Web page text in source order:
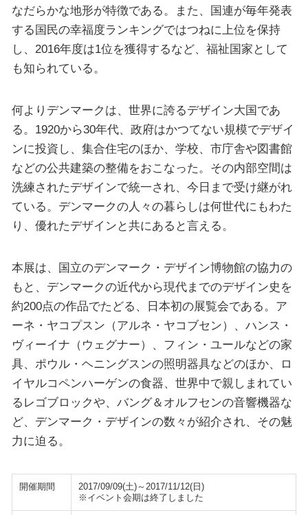
なだらかな地形が特徴である。また、国連が毎年発表
する国民の幸福度ランキングではつねに上位を保持
し、2016年度は1位を獲得するなど、福祉国家として
も知られている。
何よりデンマークは、世界に誇るデザイン大国であ
る。1920から30年代、政府はかつてない規模でデザイ
ンに投資し、集合住宅のほか、学校、市庁舎や図書館
などの公共建築の整備をおこなった。その内部空間は
洗練されたデザインで統一され、今日まで受け継がれ
ている。デンマークの人々の暮らしは何世代にもわた
り、優れたデザインと共にあると言える。
本展は、国立のデンマーク・デザイン博物館の協力の
もと、デンマークの近代から現代までのデザイン史を
約200点の作品でたどる、日本初の展覧会である。ア
ーネ・ヤコプスン（アルネ・ヤコブセン）、ハンス・
ヴィーイナ（ウェグナー）、フィン・ユールなどの家
具、ポウル・ヘニングスンの照明器具などのほか、ロ
イヤルコペンハーゲンの食器、世界中で親しまれてい
るレゴブロックや、バング＆オルフセンの音響機器な
ど、デンマーク・デザインの数々が紹介され、その魅
力に迫る。
開催期間
2017/09/09(土)～2017/11/12(日)
※イベント会期は終了しました